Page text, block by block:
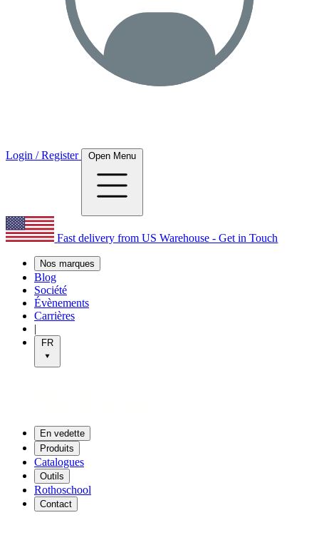
Login / Register Open Menu
Fast delivery from US Warehouse - Get in Touch
Nos marques
Blog
Société
Évènements
Carrières
|
FR
En vedette
Produits
Catalogues
Outils
Rothoschool
Contact